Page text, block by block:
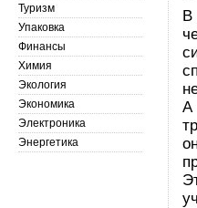
В
А
Туризм
Упаковка
Финансы
Химия
Экология
Экономика
Электроника
Энергетика